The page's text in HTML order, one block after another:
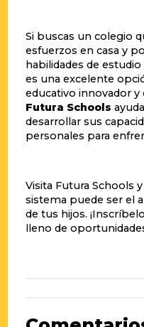
Si buscas un colegio
esfuerzos en casa y
habilidades de
es una excelente
educativo innovador
Futura Schools
desarrollar sus
personales para
Visita Futura Schools
sistema puede ser el
de tus hijos.
lleno de